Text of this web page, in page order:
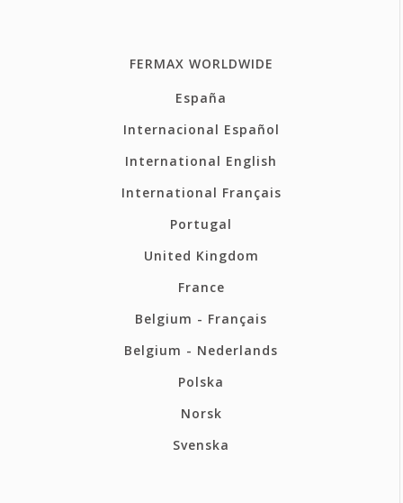
FERMAX WORLDWIDE
España
Internacional Español
International English
International Français
Portugal
United Kingdom
France
Belgium - Français
Belgium - Nederlands
Polska
Norsk
Svenska